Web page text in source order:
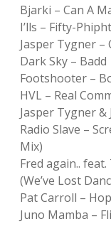
Bjarki – Can A
I’lls – Fifty-
Jasper Tygner –
Dark Sky – Badd
Footshooter –
HVL – Real
Jasper Tygner &
Radio Slave –
Mix)
Fred again..
(We’ve Lost
Pat Carroll –
Juno Mamba –